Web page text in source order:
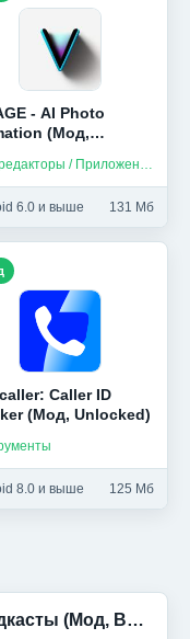
- AI Photo
(Мод,
Фоторедакторы / Приложения на русском
6.0 и выше 131 Мб
Caller ID
(Мод, Unlocked)
8.0 и выше 125 Мб
Spotify: музыка и подкасты (Мод, Всё разблокировано)